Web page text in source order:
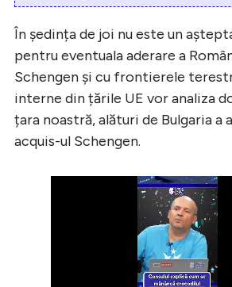
În ședința de joi nu este un
pentru eventuala aderare a
Schengen și cu frontierele
interne din țările UE vor analiza
țara noastră, alături de Bulgaria
acquis-ul Schengen.